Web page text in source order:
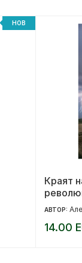
НОВ
Краят
АВТОР:
14.00